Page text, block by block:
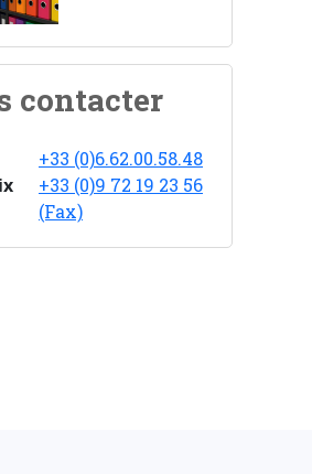
contacter
+33 (0)6.62.00.58.48
+33 (0)9 72 19 23 56
(Fax)